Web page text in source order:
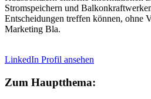
Stromspeichern und
Entscheidungen treffen können, ohne
Marketing Bla.
LinkedIn Profil ansehen
Zum Hauptthema: